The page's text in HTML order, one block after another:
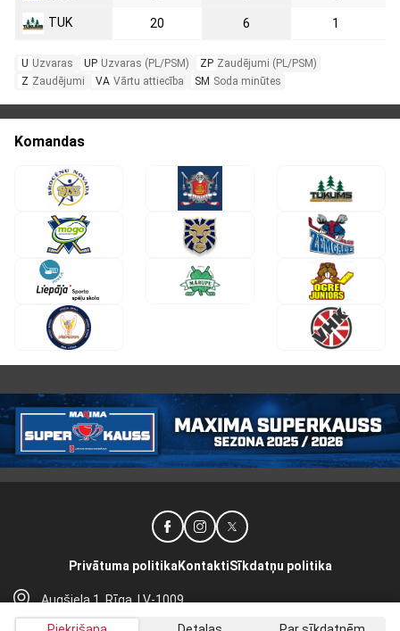
TUK 20 6 1
U Uzvaras UP Uzvaras (PL/PSM) ZP Zaudējumi (PL/PSM)
Z Zaudējumi VA Vārtu attiecība SM Soda minūtes
Komandas
Augšiela 1, Rīga, LV-1009
lhf@lhf.lv
Privātuma politika KontaktiSīkdatņu politika